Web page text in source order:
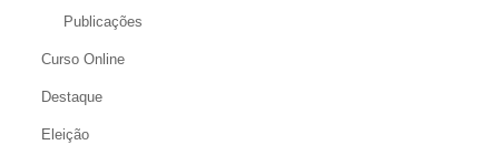
Publicações
Curso Online
Destaque
Eleição